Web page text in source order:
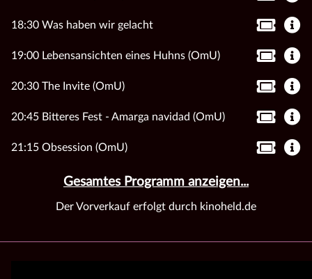
18:30 Was haben wir gelacht
19:00 Lebensansichten eines Huhns (OmU)
20:30 The Invite (OmU)
20:45 Bitteres Fest - Amarga navidad (OmU)
21:15 Obsession (OmU)
Gesamtes Programm anzeigen...
Der Vorverkauf erfolgt durch kinoheld.de